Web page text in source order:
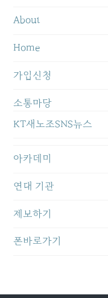
About
Home
가입신청
소통마당
KT새노조SNS뉴스
아카데미
연대 기관
제보하기
폰바로가기